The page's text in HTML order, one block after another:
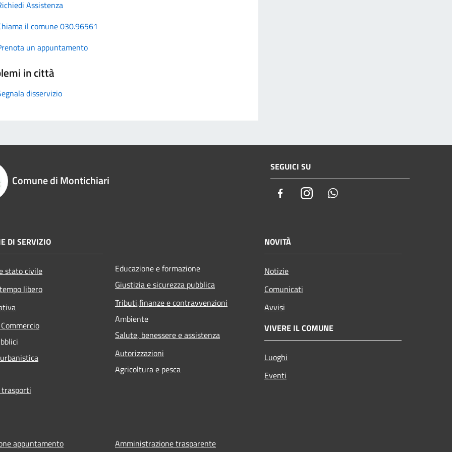
Assistenza
il comune 030.96561
un appuntamento
in città
disservizio
Comune di Montichiari
SEGUICI SU
FacebookInstagram
DI SERVIZIO
stato civile
libero
Educazione e formazione
Giustizia e sicurezza pubblica
Tributi,finanze e contravvenzioni
Ambiente
Salute, benessere e assistenza
Autorizzazioni
Agricoltura e pesca
NOVITÀ
Notizie
Comunicati
Avvisi
VIVERE IL COMUNE
Luoghi
Eventi
appuntamento Amministrazione trasparente